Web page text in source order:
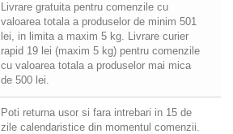
Livrare gratuita pentru comenzile cu
valoarea totala a produselor de minim 501
lei, in limita a maxim 5 kg. Livrare curier
rapid 19 lei (maxim 5 kg) pentru comenzile
cu valoarea totala a produselor mai mica
de 500 lei.
Poti returna usor si fara intrebari in 15 de
zile calendaristice din momentul comenzii.